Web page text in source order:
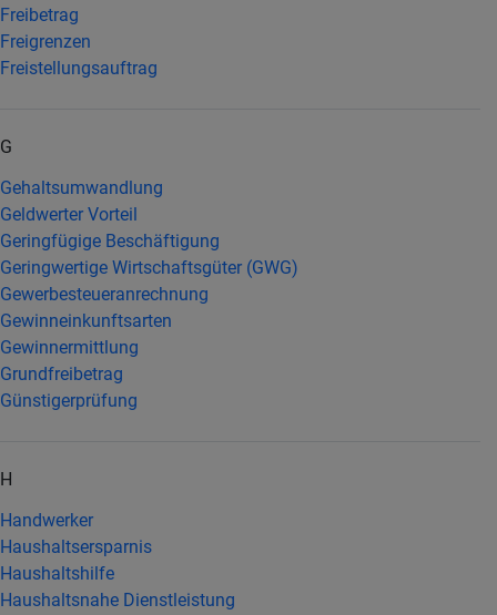
Freibetrag
Freigrenzen
Freistellungsauftrag
G
Gehaltsumwandlung
Geldwerter Vorteil
Geringfügige Beschäftigung
Geringwertige Wirtschaftsgüter (GWG)
Gewerbesteueranrechnung
Gewinneinkunftsarten
Gewinnermittlung
Grundfreibetrag
Günstigerprüfung
H
Handwerker
Haushaltsersparnis
Haushaltshilfe
Haushaltsnahe Dienstleistung